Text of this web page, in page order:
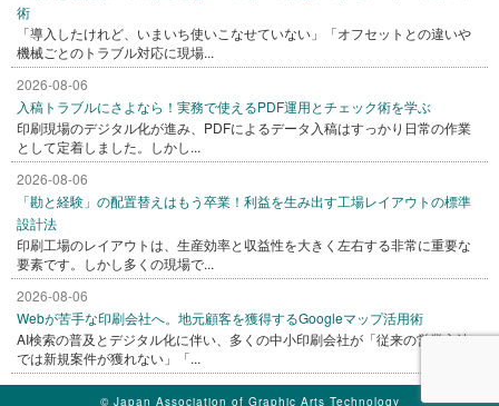
術
「導入したけれど、いまいち使いこなせていない」「オフセットとの違いや
機械ごとのトラブル対応に現場...
2026-08-06
入稿トラブルにさよなら！実務で使えるPDF運用とチェック術を学ぶ
印刷現場のデジタル化が進み、PDFによるデータ入稿はすっかり日常の作業
として定着しました。しかし...
2026-08-06
「勘と経験」の配置替えはもう卒業！利益を生み出す工場レイアウトの標準
設計法
印刷工場のレイアウトは、生産効率と収益性を大きく左右する非常に重要な
要素です。しかし多くの現場で...
2026-08-06
Webが苦手な印刷会社へ。地元顧客を獲得するGoogleマップ活用術
AI検索の普及とデジタル化に伴い、多くの中小印刷会社が「従来の営業方法
では新規案件が獲れない」「...
© Japan Association of Graphic Arts Technology